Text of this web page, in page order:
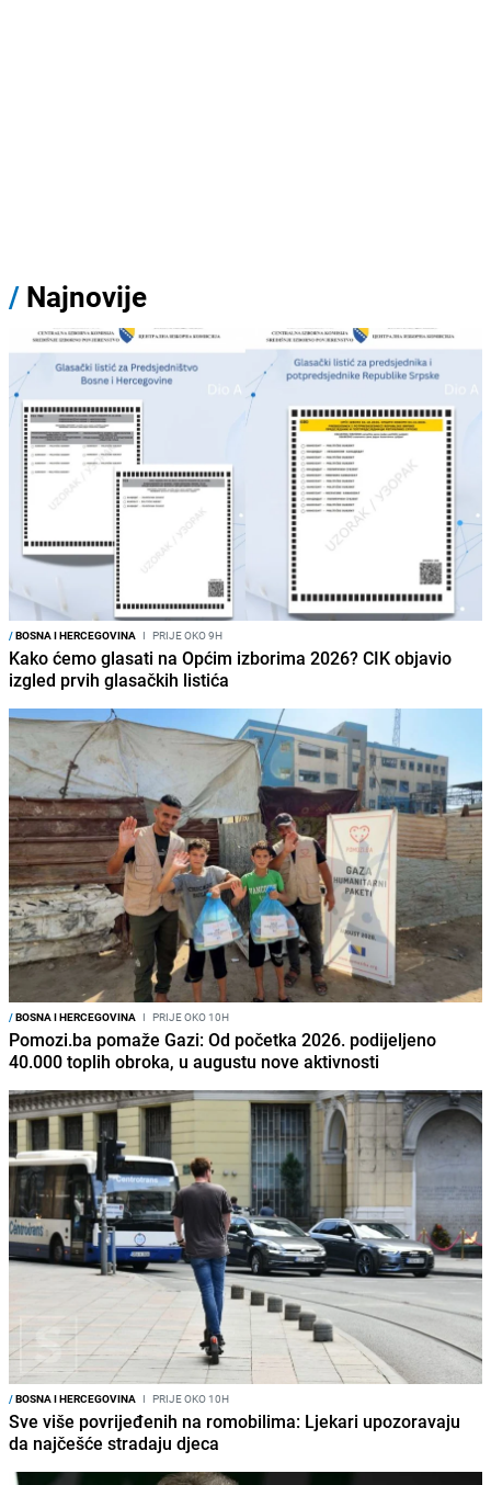
/ Najnovije
/BOSNA I HERCEGOVINA I PRIJE OKO 9H
Kako ćemo glasati na Općim izborima 2026? CIK objavio
izgled prvih glasačkih listića
/BOSNA I HERCEGOVINA I PRIJE OKO 10H
Pomozi.ba pomaže Gazi: Od početka 2026. podijeljeno
40.000 toplih obroka, u augustu nove aktivnosti
/BOSNA I HERCEGOVINA I PRIJE OKO 10H
Sve više povrijeđenih na romobilima: Ljekari upozoravaju
da najčešće stradaju djeca